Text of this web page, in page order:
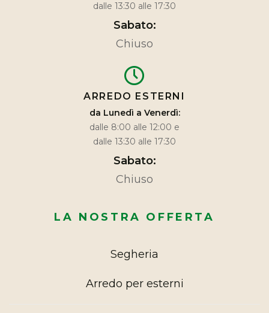
dalle 13:30 alle 17:30
Sabato:
Chiuso
ARREDO ESTERNI
da Lunedì a Venerdì:
dalle 8:00 alle 12:00 e
dalle 13:30 alle 17:30
Sabato:
Chiuso
LA NOSTRA OFFERTA
Segheria
Arredo per esterni